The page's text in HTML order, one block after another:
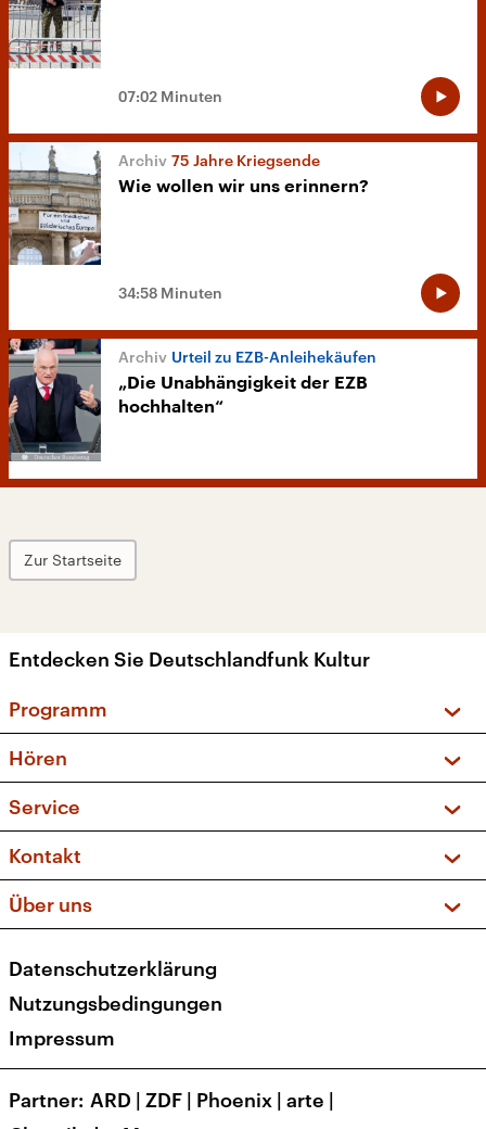
07:02 Minuten
75 Jahre Kriegsende
Wie wollen wir uns erinnern?
34:58 Minuten
Urteil zu EZB-Anleihekäufen
„Die Unabhängigkeit der EZB
hochhalten“
Zur Startseite
Entdecken Sie Deutschlandfunk Kultur
Programm
Sendungen und Podcasts
Musikliste
Kakadu – Das Kinderprogramm
Hören
Frequenzen (UKW + DAB+)
Service
FAQ
Apps
Newsletter
Veranstaltungen
Kontakt
Social Media
Über uns
Presse
Karriere
Transparenz
Datenschutzerklärung
Nutzungsbedingungen
Impressum
Partner ARD | ZDF | Phoenix | arte |